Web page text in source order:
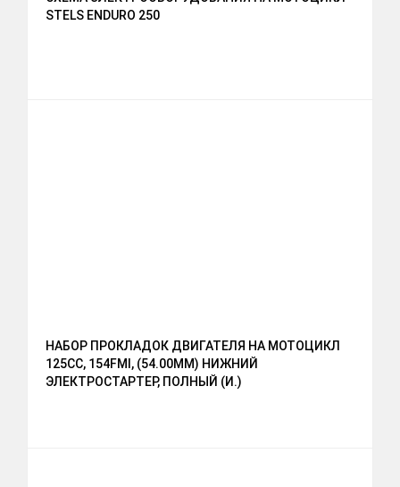
STELS ENDURO 250
НАБОР ПРОКЛАДОК ДВИГАТЕЛЯ НА МОТОЦИКЛ
125CC, 154FMI, (54.00ММ) НИЖНИЙ
ЭЛЕКТРОСТАРТЕР, ПОЛНЫЙ (И.)